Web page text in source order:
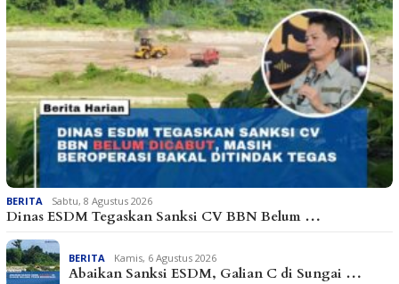
BERITA Sabtu, 8 Agustus 2026
Dinas ESDM Tegaskan Sanksi CV BBN Belum …
BERITA Kamis, 6 Agustus 2026
Abaikan Sanksi ESDM, Galian C di Sungai …